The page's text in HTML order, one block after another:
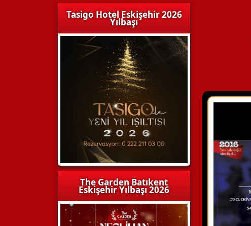
Tasigo Hotel Eskişehir 2026
Yılbaşı
The Garden Batıkent
Eskişehir Yılbaşı 2026